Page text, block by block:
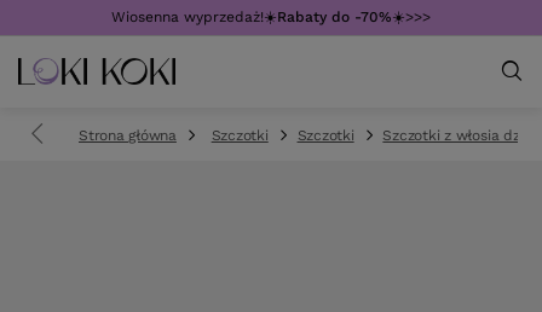
Wiosenna wyprzedaż!☀️Rabaty do -70%☀️>>>
Strona główna Szczotki Szczotki Szczotki z włosia dzika